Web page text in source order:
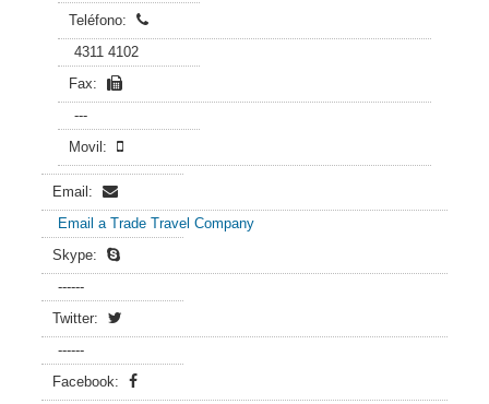
Teléfono:
4311 4102
Fax:
---
Movil:
Email:
Email a Trade Travel Company
Skype:
------
Twitter:
------
Facebook: